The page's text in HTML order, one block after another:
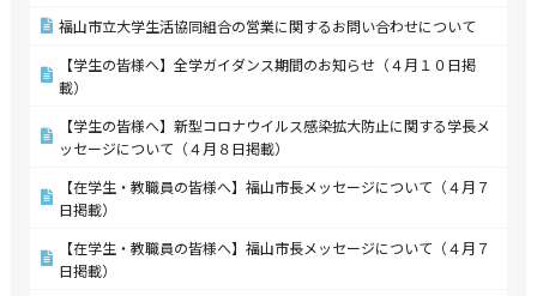
福山市立大学生活協同組合の営業に関するお問い合わせについて
【学生の皆様へ】全学ガイダンス期間のお知らせ（４月１０日掲
載）
【学生の皆様へ】新型コロナウイルス感染拡大防止に関する学長メ
ッセージについて（４月８日掲載）
【在学生・教職員の皆様へ】福山市長メッセージについて（４月７
日掲載）
【在学生・教職員の皆様へ】福山市長メッセージについて（４月７
日掲載）